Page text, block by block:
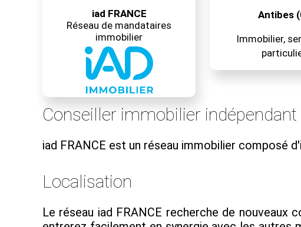
iad FRANCE
Réseau de mandataires
immobilier
Antibes
Immobilier,
Conseiller immobilier
iad FRANCE est un réseau immobilier composé
Localisation
Le réseau iad FRANCE recherche de